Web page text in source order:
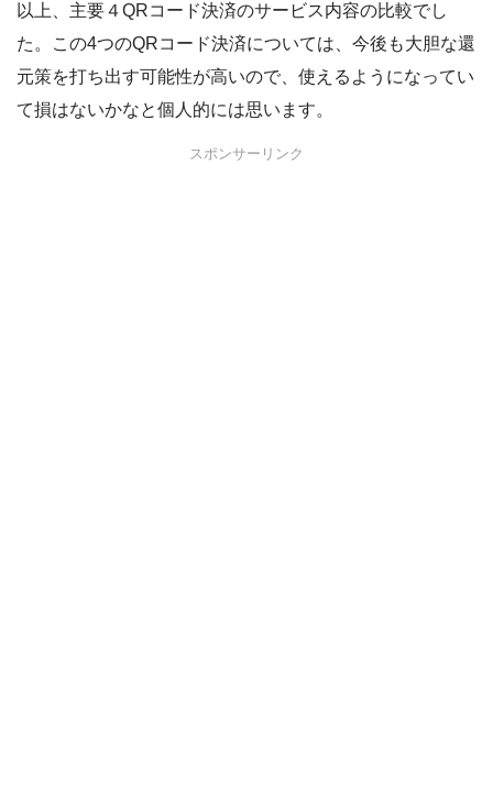
以上、主要４QRコード決済のサービス内容の比較でし
た。この4つのQRコード決済については、今後も大胆な還
元策を打ち出す可能性が高いので、使えるようになってい
て損はないかなと個人的には思います。
スポンサーリンク